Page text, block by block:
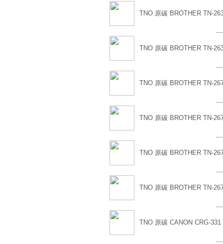
TNO 原碳 BROTHER TN-
TNO 原碳 BROTHER TN-
TNO 原碳 BROTHER TN-
TNO 原碳 BROTHER TN-
TNO 原碳 BROTHER TN-
TNO 原碳 BROTHER TN-
TNO 原碳 CANON CRG-331